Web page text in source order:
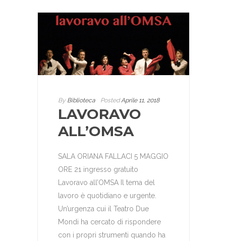
ByBiblioteca PostedAprile 11, 2018
LAVORAVO
ALL’OMSA
SALA ORIANA FALLACI 5 MAGGIO
ORE 21 ingresso gratuito
Lavoravo all’OMSA Il tema del
lavoro è quotidiano e urgente.
Un’urgenza cui il Teatro Due
Mondi ha cercato di rispondere
con i propri strumenti quando ha